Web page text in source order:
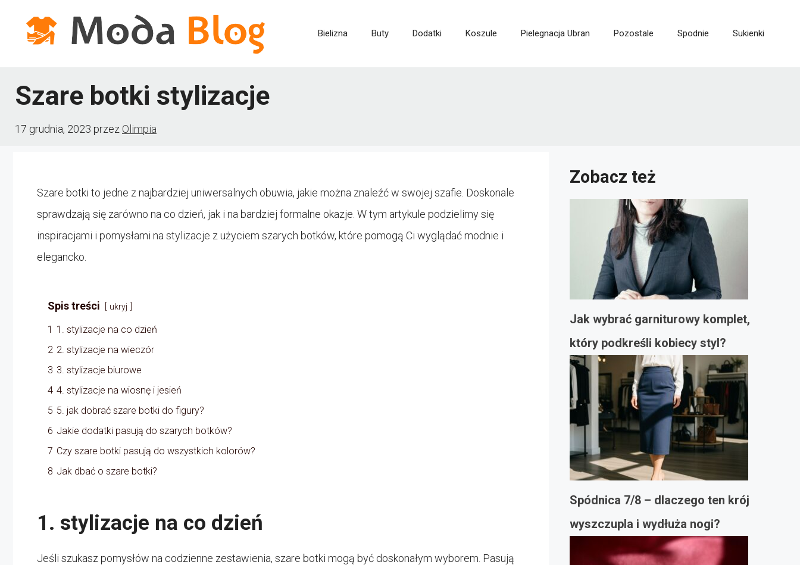
Bielizna Buty Dodatki Koszule Pielegnacja Ubran Pozostale Spodnie Sukienki
Szare botki stylizacje
17 grudnia, 2023 przez Olimpia
Szare botki to jedne z najbardziej uniwersalnych obuwia, jakie można znaleźć w swojej szafie. Doskonale
sprawdzają się zarówno na co dzień, jak i na bardziej formalne okazje. W tym artykule podzielimy się
inspiracjami i pomysłami na stylizacje z użyciem szarych botków, które pomogą Ci wyglądać modnie i
elegancko.
Spis treści ukryj
1 1. stylizacje na co dzień
2 2. stylizacje na wieczór
3 3. stylizacje biurowe
4 4. stylizacje na wiosnę i jesień
5 5. jak dobrać szare botki do figury?
6 Jakie dodatki pasują do szarych botków?
7 Czy szare botki pasują do wszystkich kolorów?
8 Jak dbać o szare botki?
1. stylizacje na co dzień
Jeśli szukasz pomysłów na codzienne zestawienia, szare botki mogą być doskonałym wyborem. Pasują
Zobacz też
Jak wybrać garniturowy komplet,
który podkreśli kobiecy styl?
Spódnica 7/8 – dlaczego ten krój
wyszczupla i wydłuża nogi?